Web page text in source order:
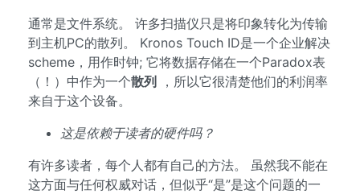
通常是文件系统。 许多扫描仪只是将印象转化为传输
到主机PC的散列。 Kronos Touch ID是一个企业解决
scheme，用作时钟; 它将数据存储在一个Paradox表
（！）中作为一个散列
，所以它很清楚他们的利润率
来自于这个设备。
这是依赖于读者的硬件吗？
有许多读者，每个人都有自己的方法。 虽然我不能在
这方面与任何权威对话，但似乎“是”是这个问题的一